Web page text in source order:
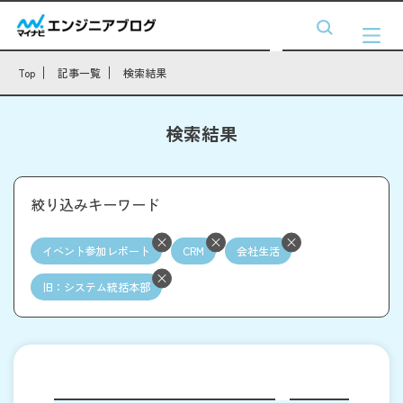
Top 記事一覧 検索結果
検索結果
絞り込みキーワード
イベント参加レポート CRM 会社生活
旧：システム統括本部